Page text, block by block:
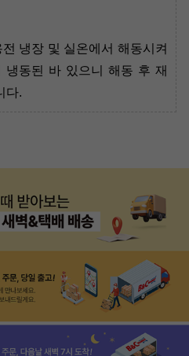
냉장 및 실온에서 해동시켜
냉동된 바 있으니 해동 후 재
다.